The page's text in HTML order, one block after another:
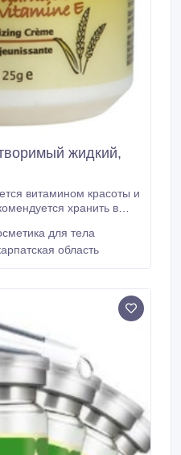
жидкий,
витамином красоты и
лучей начинает
косметики с
для тела
область